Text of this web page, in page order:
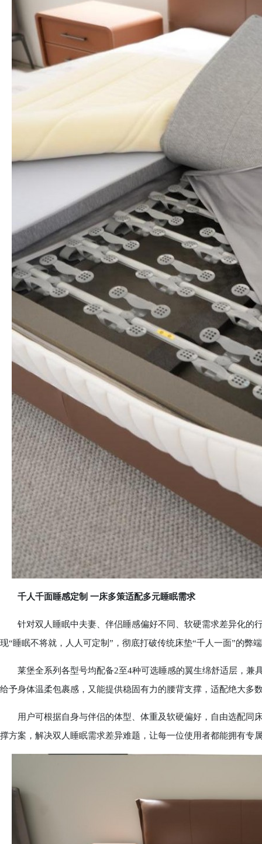
千人千面睡感定制 一床多策适配多元睡眠需求
针对双人睡眠中夫妻、伴侣睡感偏好不同、软硬需求差异化的
现“睡眠不将就，人人可定制”，彻底打破传统床垫“千人一面”的弊
莱堡全系列各型号均配备2至4种可选睡感的翼生绵舒适层，兼
给予身体温柔包裹感，又能提供稳固有力的腰背支撑，适配绝大多
用户可根据自身与伴侣的体型、体重及软硬偏好，自由选配同
撑方案，解决双人睡眠需求差异难题，让每一位使用者都能拥有专